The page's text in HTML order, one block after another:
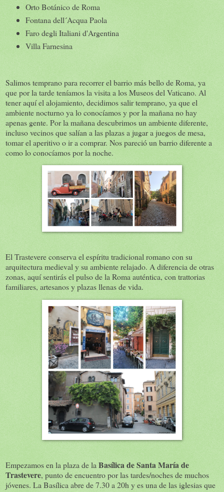
Orto Botánico de Roma
Fontana dell´Acqua Paola
Faro degli Italiani d'Argentina
Villa Farnesina
Salimos temprano para recorrer el barrio más bello de Roma, ya
que por la tarde teníamos la visita a los Museos del Vaticano. Al
tener aquí el alojamiento, decidimos salir temprano, ya que el
ambiente nocturno ya lo conocíamos y por la mañana no hay
apenas gente. Por la mañana descubrimos un ambiente diferente,
incluso vecinos que salían a las plazas a jugar a juegos de mesa,
tomar el aperitivo o ir a comprar. Nos pareció un barrio diferente a
como lo conocíamos por la noche.
El Trastevere conserva el espíritu tradicional romano con su
arquitectura medieval y su ambiente relajado. A diferencia de otras
zonas, aquí sentirás el pulso de la Roma auténtica, con trattorias
familiares, artesanos y plazas llenas de vida.
Empezamos en la plaza de la Basílica de Santa María de
Trastevere, punto de encuentro por las tardes/noches de muchos
jóvenes. La Basílica abre de 7.30 a 20h y es una de las iglesias que